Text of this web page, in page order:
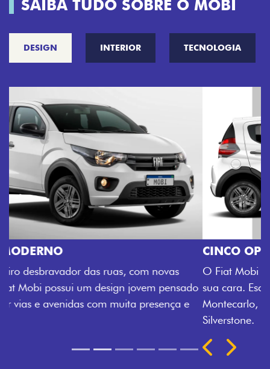
SAIBA TUDO SOBRE O MOBI
DESIGN INTERIOR TECNOLOGIA
CINCO OPÇÕES DE CORES
O Fiat Mobi tem sempre uma opção de cor que é a
sua cara. Escolha entre o Preto Vulcano, Vermelho
Montecarlo, Branco Banchisa, Prata Bari e Cinza
Rodas de liga leve